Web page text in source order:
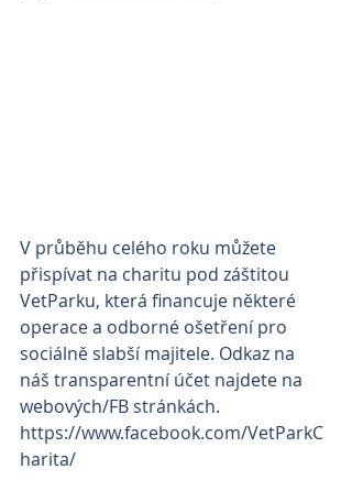
V průběhu celého roku můžete
přispívat na charitu pod záštitou
VetParku, která financuje některé
operace a odborné ošetření pro
sociálně slabší majitele. Odkaz na
náš transparentní účet najdete na
webových/FB stránkách.
https://www.facebook.com/VetParkC
harita/